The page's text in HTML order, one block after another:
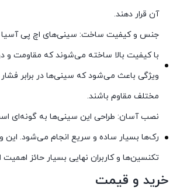
آن قرار دهند.
جنس و کیفیت ساخت: سینی‌های اچ پی آسیا
با کیفیت بالا ساخته می‌شوند که مقاومت و
ویژگی باعث می‌شود که سینی‌ها در برابر
مختلف مقاوم باشند.
نصب آسان: طراحی این سینی‌ها به گونه‌ای
رک‌ها بسیار ساده و سریع انجام می‌شود. این
تکنسین‌ها و کاربران نهایی بسیار حائز
خرید و قیمت